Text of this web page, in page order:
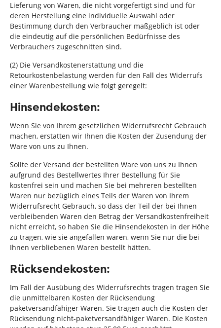
Lieferung von Waren, die nicht vorgefertigt sind und für
deren Herstellung eine individuelle Auswahl oder
Bestimmung durch den Verbraucher maßgeblich ist oder
die eindeutig auf die persönlichen Bedürfnisse des
Verbrauchers zugeschnitten sind.
(2) Die Versandkostenerstattung und die
Retourkostenbelastung werden für den Fall des Widerrufs
einer Warenbestellung wie folgt geregelt:
Hinsendekosten:
Wenn Sie von Ihrem gesetzlichen Widerrufsrecht Gebrauch
machen, erstatten wir Ihnen die Kosten der Zusendung der
Ware von uns zu Ihnen.
Sollte der Versand der bestellten Ware von uns zu Ihnen
aufgrund des Bestellwertes Ihrer Bestellung für Sie
kostenfrei sein und machen Sie bei mehreren bestellten
Waren nur bezüglich eines Teils der Waren von Ihrem
Widerrufsrecht Gebrauch, so dass der Teil der bei Ihnen
verbleibenden Waren den Betrag der Versandkostenfreiheit
nicht erreicht, so haben Sie die Hinsendekosten in der Höhe
zu tragen, wie sie angefallen wären, wenn Sie nur die bei
Ihnen verbliebenen Waren bestellt hätten.
Rücksendekosten:
Im Fall der Ausübung des Widerrufsrechts tragen tragen Sie
die unmittelbaren Kosten der Rücksendung
paketversandfähiger Waren. Sie tragen auch die Kosten der
Rücksendung nicht-paketversandfähiger Waren. Die Kosten